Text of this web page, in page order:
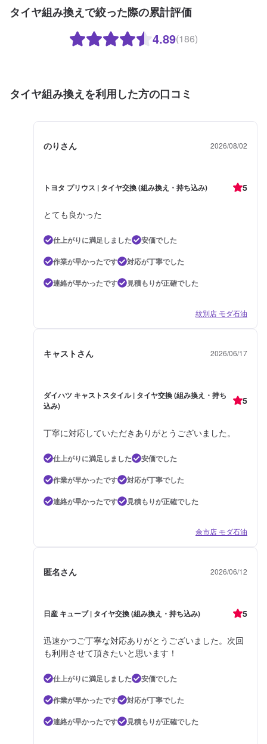
タイヤ組み換えで絞った際の累計評価
4.89(186)
タイヤ組み換えを利用した方の口コミ
のりさん 2026/08/02
トヨタ プリウス | タイヤ交換 (組み換え・持ち込み) 5
とても良かった
仕上がりに満足しました
安価でした
作業が早かったです
対応が丁寧でした
連絡が早かったです
見積もりが正確でした
紋別店 モダ石油
キャストさん 2026/06/17
ダイハツ キャストスタイル | タイヤ交換 (組み換え・持ち
込み)
5
丁寧に対応していただきありがとうございました。
仕上がりに満足しました
安価でした
作業が早かったです
対応が丁寧でした
連絡が早かったです
見積もりが正確でした
余市店 モダ石油
匿名さん 2026/06/12
日産 キューブ | タイヤ交換 (組み換え・持ち込み) 5
迅速かつご丁寧な対応ありがとうございました。次回
も利用させて頂きたいと思います！
仕上がりに満足しました
安価でした
作業が早かったです
対応が丁寧でした
連絡が早かったです
見積もりが正確でした